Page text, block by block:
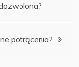
potrącenia?